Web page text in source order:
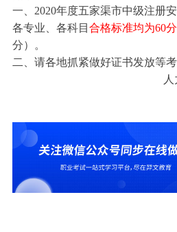
一、2020年度五家渠市中级注册
各专业、各科目合格标准均为60分
分）。
二、请各地抓紧做好证书发放等